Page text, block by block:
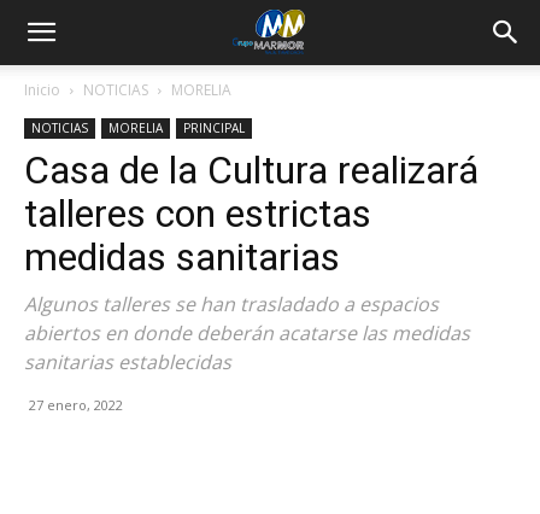
Inicio NOTICIAS MORELIA
NOTICIAS MORELIA PRINCIPAL
Casa de la Cultura realizará
talleres con estrictas
medidas sanitarias
Algunos talleres se han trasladado a espacios
abiertos en donde deberán acatarse las medidas
sanitarias establecidas
27 enero, 2022